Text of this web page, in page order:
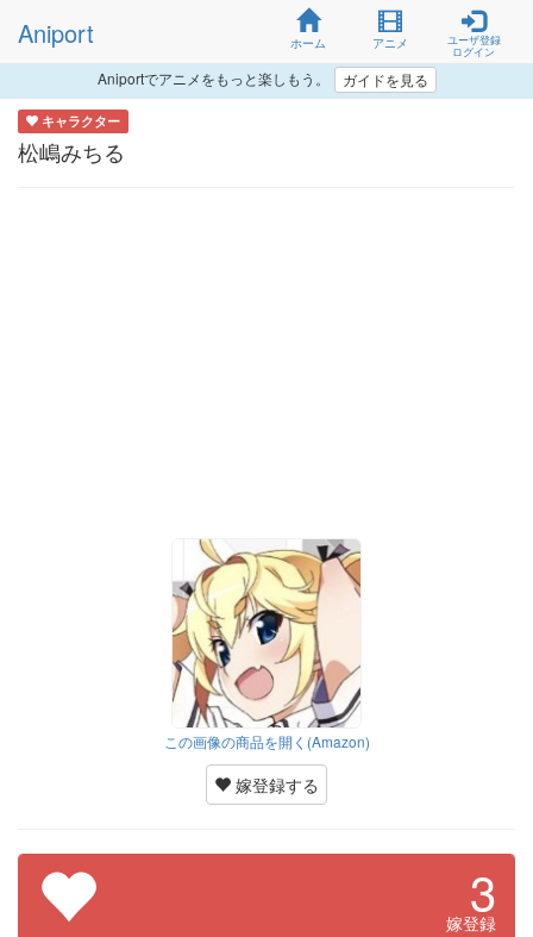
Aniport ホーム アニメ
ユーザ登録
ログイン
Aniportでアニメをもっと楽しもう。 ガイドを見る
キャラクター
松嶋みちる
この画像の商品を開く(Amazon)
嫁登録する
3
嫁登録